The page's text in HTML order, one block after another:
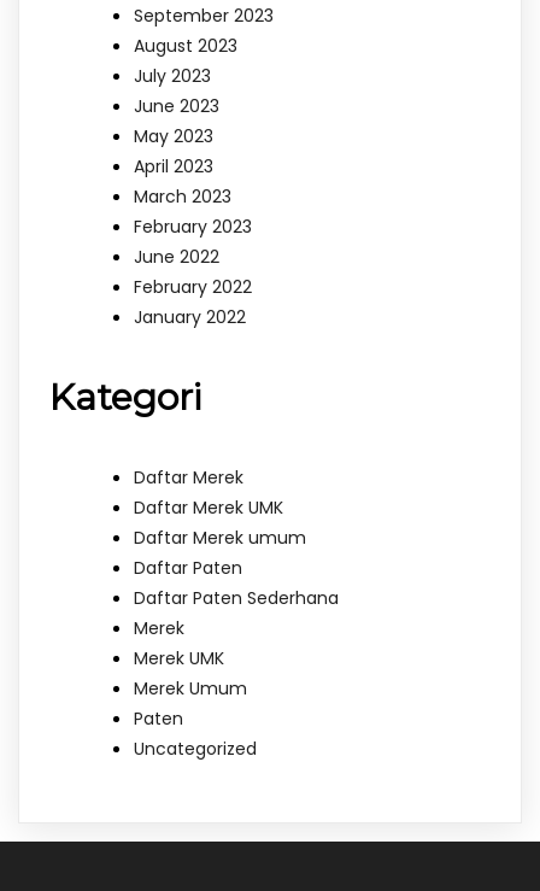
September 2023
August 2023
July 2023
June 2023
May 2023
April 2023
March 2023
February 2023
June 2022
February 2022
January 2022
Kategori
Daftar Merek
Daftar Merek UMK
Daftar Merek umum
Daftar Paten
Daftar Paten Sederhana
Merek
Merek UMK
Merek Umum
Paten
Uncategorized